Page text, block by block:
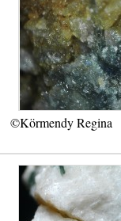
©Körmendy Regina